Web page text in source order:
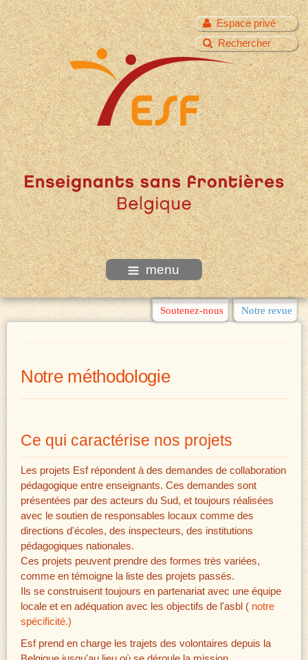
Soutenez-nous Notre revue
Espace privé
Rechercher
menu
Notre méthodologie
Ce qui caractérise nos projets
Les projets Esf répondent à des demandes de collaboration
pédagogique entre enseignants. Ces demandes sont
présentées par des acteurs du Sud, et toujours réalisées
avec le soutien de responsables locaux comme des
directions d'écoles, des inspecteurs, des institutions
pédagogiques nationales.
Ces projets peuvent prendre des formes très variées,
comme en témoigne la liste des projets passés.
Ils se construisent toujours en partenariat avec une équipe
locale et en adéquation avec les objectifs de l'asbl ( notre
spécificité.)
Esf prend en charge les trajets des volontaires depuis la